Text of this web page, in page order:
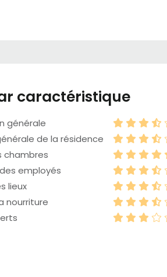
caractéristique
générale
de la résidence
chambres
employés
lieux
nourriture